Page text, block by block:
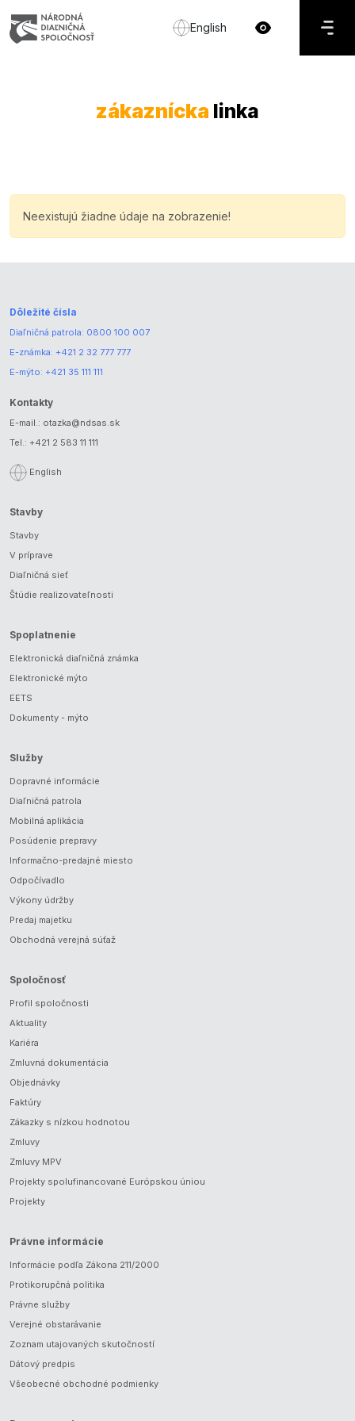
English
zákaznícka linka
Neexistujú žiadne údaje na zobrazenie!
Dôležité čísla
Diaľničná patrola: 0800 100 007
E-známka: +421 2 32 777 777
E-mýto: +421 35 111 111
Kontakty
E-mail.: otazka@ndsas.sk
Tel.: +421 2 583 11 111
English
Stavby
Stavby
V príprave
Diaľničná sieť
Štúdie realizovateľnosti
Spoplatnenie
Elektronická diaľničná známka
Elektronické mýto
EETS
Dokumenty - mýto
Služby
Dopravné informácie
Diaľničná patrola
Mobilná aplikácia
Posúdenie prepravy
Informačno-predajné miesto
Odpočívadlo
Výkony údržby
Predaj majetku
Obchodná verejná súťaž
Spoločnosť
Profil spoločnosti
Aktuality
Kariéra
Zmluvná dokumentácia
Objednávky
Faktúry
Zákazky s nízkou hodnotou
Zmluvy
Zmluvy MPV
Projekty spolufinancované Európskou úniou
Projekty
Právne informácie
Informácie podľa Zákona 211/2000
Protikorupčná politika
Právne služby
Verejné obstarávanie
Zoznam utajovaných skutočností
Dátový predpis
Všeobecné obchodné podmienky